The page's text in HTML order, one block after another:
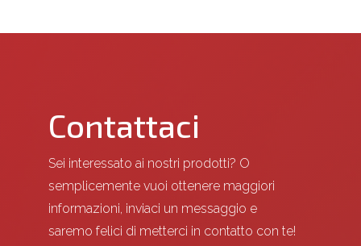
Contattaci
Sei interessato ai nostri prodotti? O
semplicemente vuoi ottenere maggiori
informazioni, inviaci un messaggio e
saremo felici di metterci in contatto con te!